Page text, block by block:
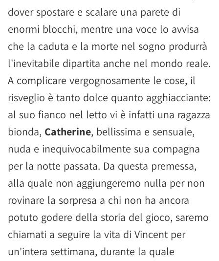
dover spostare e scalare una parete di
enormi blocchi, mentre una voce lo avvisa
che la caduta e la morte nel sogno produrrà
l'inevitabile dipartita anche nel mondo reale.
A complicare vergognosamente le cose, il
risveglio è tanto dolce quanto agghiacciante:
al suo fianco nel letto vi è infatti una ragazza
bionda, Catherine, bellissima e sensuale,
nuda e inequivocabilmente sua compagna
per la notte passata. Da questa premessa,
alla quale non aggiungeremo nulla per non
rovinare la sorpresa a chi non ha ancora
potuto godere della storia del gioco, saremo
chiamati a seguire la vita di Vincent per
un'intera settimana, durante la quale